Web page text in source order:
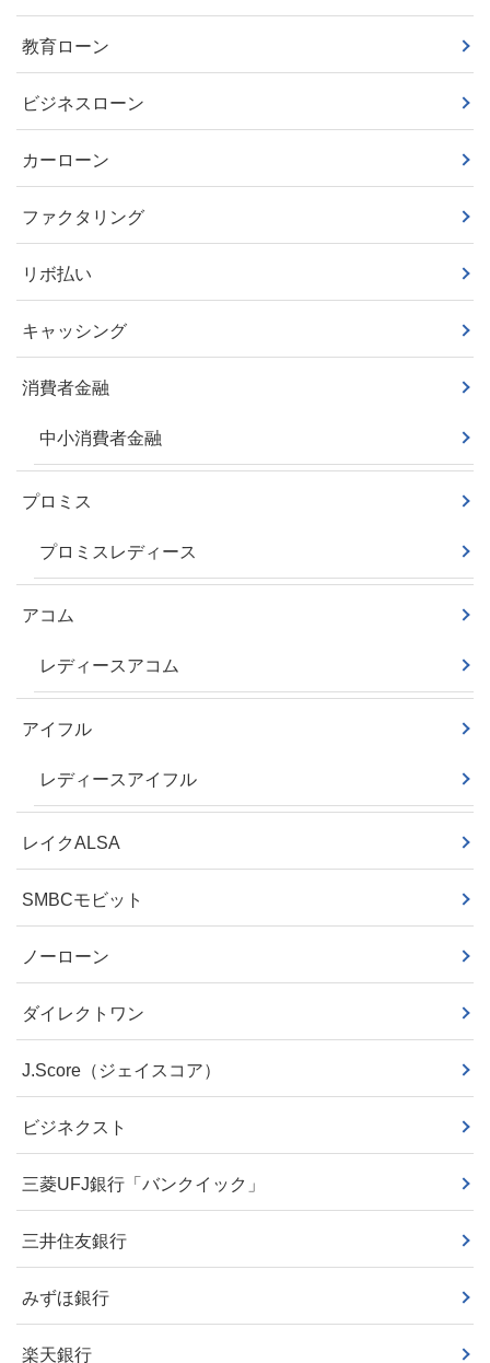
教育ローン
ビジネスローン
カーローン
ファクタリング
リボ払い
キャッシング
消費者金融
中小消費者金融
プロミス
プロミスレディース
アコム
レディースアコム
アイフル
レディースアイフル
レイクALSA
SMBCモビット
ノーローン
ダイレクトワン
J.Score（ジェイスコア）
ビジネクスト
三菱UFJ銀行「バンクイック」
三井住友銀行
みずほ銀行
楽天銀行